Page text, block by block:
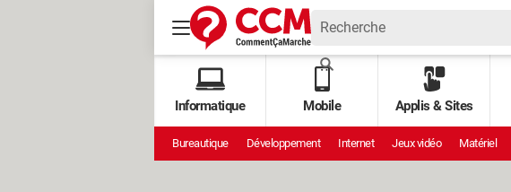
Informatique Mobile Applis & Sites
Bureautique Développement Internet Jeux vidéo Matériel